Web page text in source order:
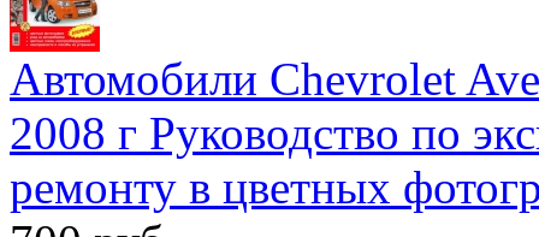
Автомобили Chevrolet
2008 г Руководство по
ремонту в цветных